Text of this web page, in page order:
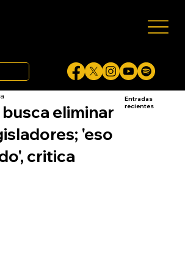
eliminar
'eso
critica
Entradas
recientes